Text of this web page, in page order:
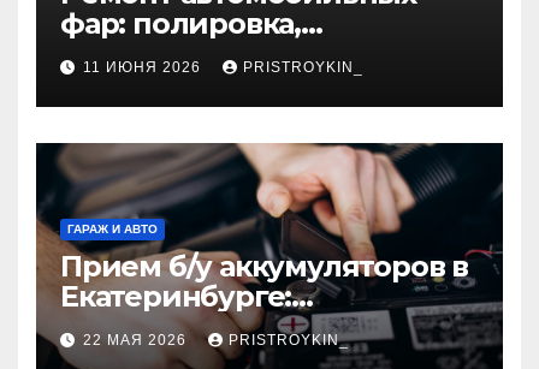
фар: полировка,
восстановление
герметичности и замена
элементов
11 ИЮНЯ 2026 PRISTROYKIN_
ГАРАЖ И АВТО
Прием б/у аккумуляторов в
Екатеринбурге:
экологичный подход и
реальная выгода для
22 МАЯ 2026 PRISTROYKIN_